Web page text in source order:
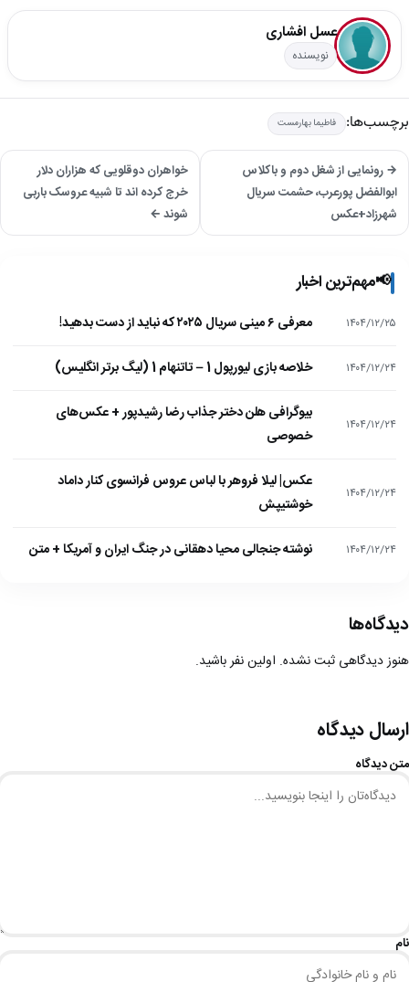
عسل افشاری
نویسنده
برچسب‌ها: فاطیما بهارمست
→ رونمایی از شغل دوم و باکلاس
ابوالفضل پورعرب، حشمت سریال
شهرزاد+عکس
خواهران دوقلویی که هزاران دلار
خرج کرده اند تا شبیه عروسک باربی
شوند ←
📢مهم‌ترین اخبار
۱۴۰۴/۱۲/۲۵ معرفی ۶ مینی سریال ۲۰۲۵ که نباید از دست بدهید!
۱۴۰۴/۱۲/۲۴ خلاصه بازی لیورپول 1 – تاتنهام 1 (لیگ برتر انگلیس)
۱۴۰۴/۱۲/۲۴
بیوگرافی هلن دختر جذاب رضا رشیدپور + عکس‌های
خصوصی
۱۴۰۴/۱۲/۲۴
عکس| لیلا فروهر با لباس عروس فرانسوی کنار داماد
خوشتیپش
۱۴۰۴/۱۲/۲۴ نوشته جنجالی محیا دهقانی در جنگ ایران و آمریکا + متن
دیدگاه‌ها
هنوز دیدگاهی ثبت نشده. اولین نفر باشید.
ارسال دیدگاه
متن دیدگاه
نام